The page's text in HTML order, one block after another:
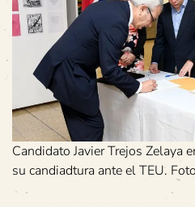
Candidato Javier Trejos Zelaya
su candiadtura ante el TEU.